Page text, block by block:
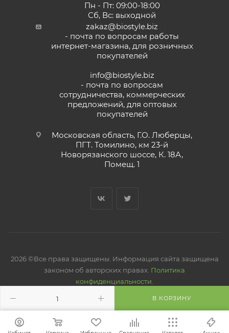
В КОРЗИНУ
Пн - Пт: 09:00-18:00
Сб, Вс: выходной
zakaz@biostyle.biz
- почта по вопросам работы
интернет-магазина, для розничных
покупателей
info@biostyle.biz
- почта по вопросам
сотрудничества, коммерческих
предложений, для оптовых
покупателей
Московская область, Г.О. Люберцы,
ПГТ. Томилино, км 23-й
Новорязанского шоссе, К. 18А,
Помещ. 1
2026 ©Все права защищены. Информация сайта защищена
законом об авторских правах. Политика
конфиденциальности.